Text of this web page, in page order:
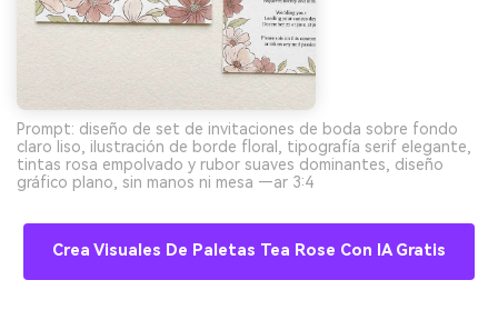
Prompt: diseño de set de invitaciones de boda sobre fondo
claro liso, ilustración de borde floral, tipografía serif elegante,
tintas rosa empolvado y rubor suaves dominantes, diseño
gráfico plano, sin manos ni mesa —ar 3:4
Crea Visuales De Paletas Tea Rose Con IA Gratis